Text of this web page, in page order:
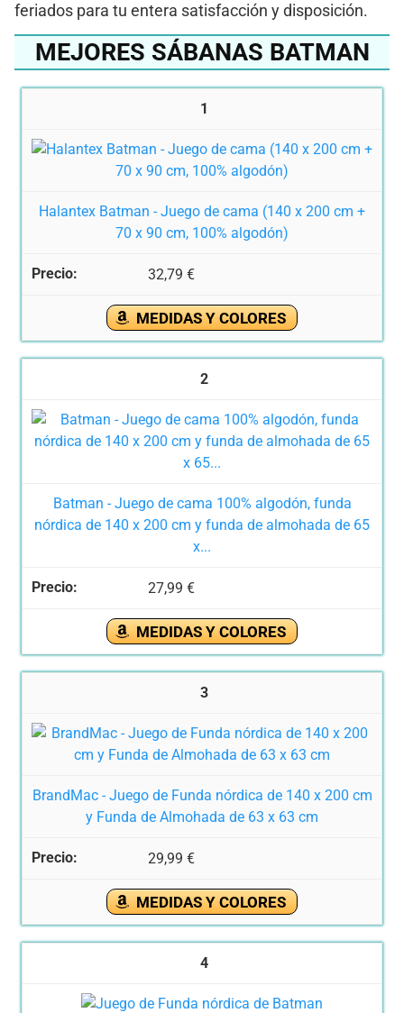
feriados para tu entera satisfacción y disposición.
MEJORES SÁBANAS BATMAN
1
Halantex Batman - Juego de cama (140 x 200 cm +
70 x 90 cm, 100% algodón)
32,79 €
MEDIDAS Y COLORES
2
Batman - Juego de cama 100% algodón, funda
nórdica de 140 x 200 cm y funda de almohada de 65
x...
27,99 €
MEDIDAS Y COLORES
3
BrandMac - Juego de Funda nórdica de 140 x 200 cm
y Funda de Almohada de 63 x 63 cm
29,99 €
MEDIDAS Y COLORES
4